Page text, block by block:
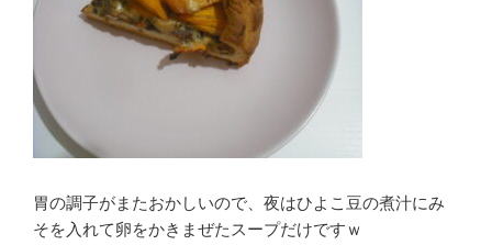
胃の調子がまたおかしいので、夜はひよこ豆の煮汁にみ
そを入れて卵をかきまぜたスープだけですｗ